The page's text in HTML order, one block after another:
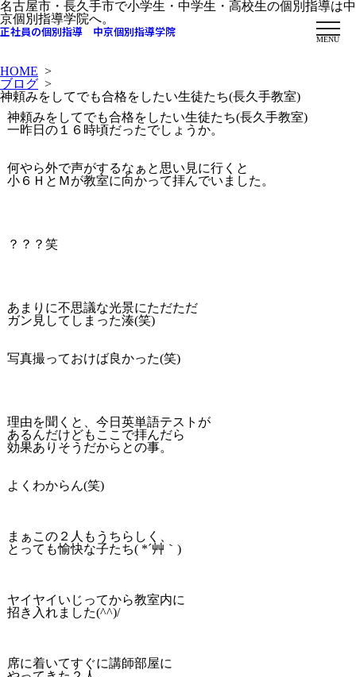
名古屋市・長久手市で小学生・中学生・高校生の個別指導は中
京個別指導学院へ。
正社員の個別指導 中京個別指導学院
MENU
HOME >
ブログ >
神頼みをしてでも合格をしたい生徒たち(長久手教室)
神頼みをしてでも合格をしたい生徒たち(長久手教室)
一昨日の１６時頃だったでしょうか。
何やら外で声がするなぁと思い見に行くと
小６ＨとＭが教室に向かって拝んでいました。
？？？笑
あまりに不思議な光景にただただ
ガン見してしまった湊(笑)
写真撮っておけば良かった(笑)
理由を聞くと、今日英単語テストが
あるんだけどもここで拝んだら
効果ありそうだからとの事。
よくわからん(笑)
まぁこの２人もうちらしく、
とっても愉快な子たち( *´艸｀)
ヤイヤイいじってから教室内に
招き入れました(^^)/
席に着いてすぐに講師部屋に